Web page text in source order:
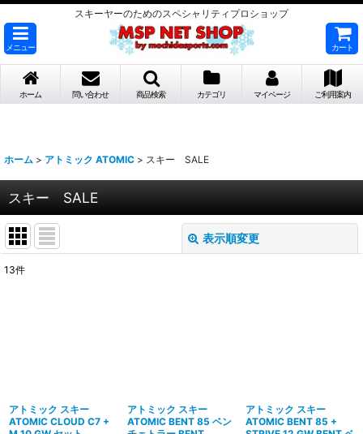
スキーヤーのためのスペシャリティプロショップ
メニュー カート
ホーム 問い合わせ 商品検索 カテゴリ マイページ ご利用案内
ホーム > アトミック ATOMIC > スキー SALE
スキー SALE
表示順変更
13件
アトミック スキー
ATOMIC CLOUD C7 +
アトミック スキー
ATOMIC BENT 85 ベン
アトミック スキー
ATOMIC BENT 85 +